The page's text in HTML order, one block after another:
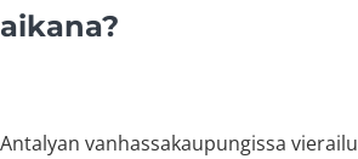
aikana?
Antalyan vanhassakaupungissa vierailu